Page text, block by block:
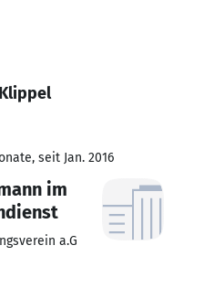
seit Jan. 2016
im
a.G